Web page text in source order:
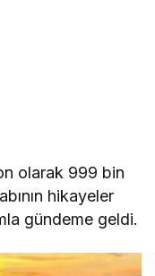
olarak 999 bin
hikayeler
gündeme geldi.